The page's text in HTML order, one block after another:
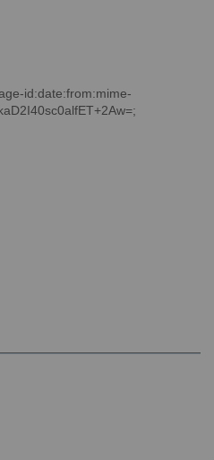
id:date:from:mime-